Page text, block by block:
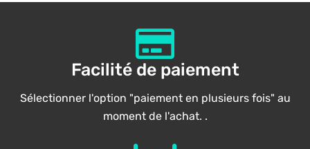
Facilité de paiement
Sélectionner l'option "paiement en plusieurs fois" au
moment de l'achat. .